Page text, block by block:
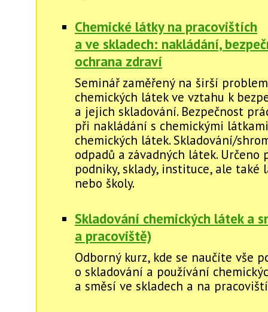
Chemické látky na pracovištích
a ve skladech: nakládání,
ochrana zdraví
Seminář zaměřený na širší
chemických látek ve vztahu k
a jejich skladování. Bezpečnost
při nakládání s chemickými
chemických látek. Skladování/
odpadů a závadných látek. Určeno
podniky, sklady, instituce, ale také
nebo školy.
Skladování chemických látek a
a pracoviště)
Odborný kurz, kde se naučíte vše
o skladování a používání
a směsí ve skladech a na